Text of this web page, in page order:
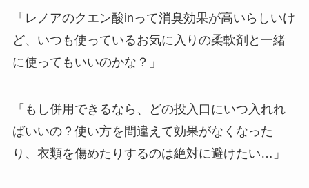
「レノアのクエン酸inって消臭効果が高いらしいけ
ど、いつも使っているお気に入りの柔軟剤と一緒
に使ってもいいのかな？」
「もし併用できるなら、どの投入口にいつ入れれ
ばいいの？使い方を間違えて効果がなくなった
り、衣類を傷めたりするのは絶対に避けたい…」